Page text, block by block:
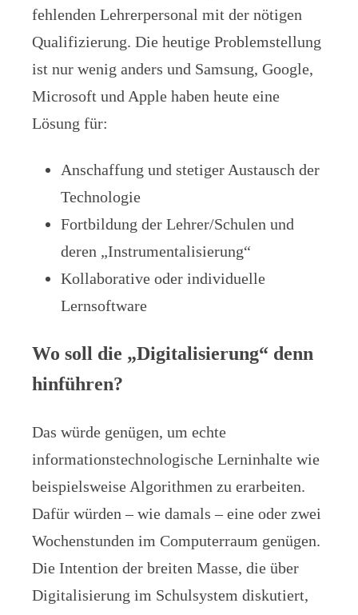
fehlenden Lehrerpersonal mit der nötigen
Qualifizierung. Die heutige Problemstellung
ist nur wenig anders und Samsung, Google,
Microsoft und Apple haben heute eine
Lösung für:
Anschaffung und stetiger Austausch der
Technologie
Fortbildung der Lehrer/Schulen und
deren „Instrumentalisierung“
Kollaborative oder individuelle
Lernsoftware
Wo soll die „Digitalisierung“ denn
hinführen?
Das würde genügen, um echte
informationstechnologische Lerninhalte wie
beispielsweise Algorithmen zu erarbeiten.
Dafür würden – wie damals – eine oder zwei
Wochenstunden im Computerraum genügen.
Die Intention der breiten Masse, die über
Digitalisierung im Schulsystem diskutiert,